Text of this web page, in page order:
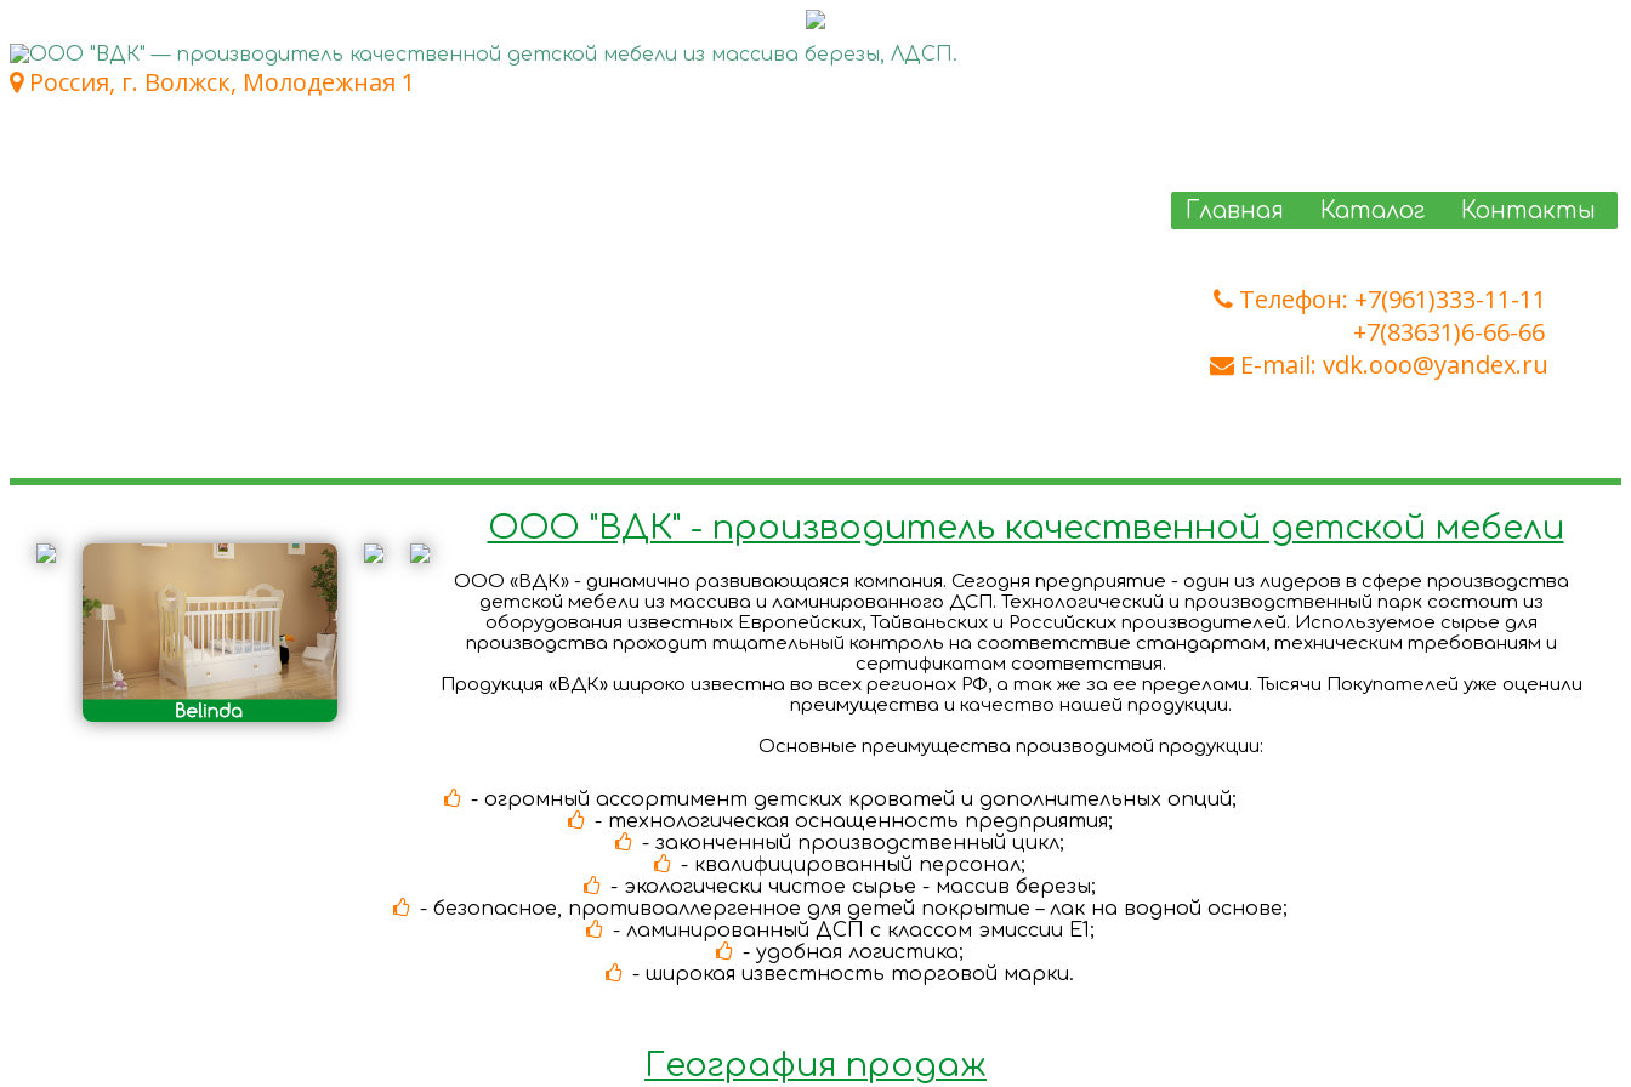
Россия, г. Волжск, Молодежная 1
Главная Каталог Контакты
Телефон: +7(961)333-11-11
+7(83631)6-66-66
E-mail: vdk.ooo@yandex.ru
ООО "ВДК" - производитель качественной детской мебели
ООО «ВДК» - динамично развивающаяся компания. Сегодня предприятие - один из лидеров в сфере производства
детской мебели из массива и ламинированного ДСП. Технологический и производственный парк состоит из
оборудования известных Европейских, Тайваньских и Российских производителей. Используемое сырье для
производства проходит тщательный контроль на соответствие стандартам, техническим требованиям и
сертификатам соответствия.
Продукция «ВДК» широко известна во всех регионах РФ, а так же за ее пределами. Тысячи Покупателей уже оценили
преимущества и качество нашей продукции.
Основные преимущества производимой продукции:
- огромный ассортимент детских кроватей и дополнительных опций;
- технологическая оснащенность предприятия;
- законченный производственный цикл;
- квалифицированный персонал;
- экологически чистое сырье - массив березы;
- безопасное, противоаллергенное для детей покрытие – лак на водной основе;
- ламинированный ДСП с классом эмиссии Е1;
- удобная логистика;
- широкая известность торговой марки.
География продаж